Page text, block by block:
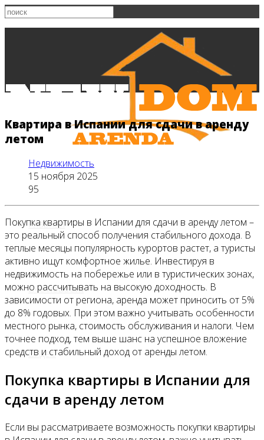
Главная
Все новости
Видео
Квартира в Испании для сдачи в аренду
летом
Недвижимость
15 ноября 2025
95
Покупка квартиры в Испании для сдачи в аренду летом –
это реальный способ получения стабильного дохода. В
теплые месяцы популярность курортов растет, а туристы
активно ищут комфортное жилье. Инвестируя в
недвижимость на побережье или в туристических зонах,
можно рассчитывать на высокую доходность. В
зависимости от региона, аренда может приносить от 5%
до 8% годовых. При этом важно учитывать особенности
местного рынка, стоимость обслуживания и налоги. Чем
точнее подход, тем выше шанс на успешное вложение
средств и стабильный доход от аренды летом.
Покупка квартиры в Испании для
сдачи в аренду летом
Если вы рассматриваете возможность покупки квартиры